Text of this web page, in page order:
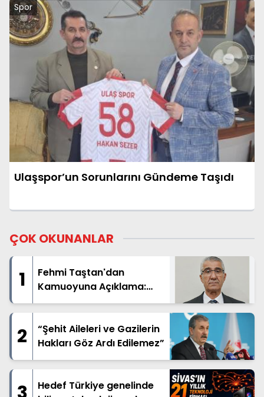
Spor
Ulaşspor’un Sorunlarını Gündeme Taşıdı
ÇOK OKUNANLAR
1
Fehmi Taştan'dan
Kamuoyuna Açıklama:
"İsim Benzerliği Nedeniyle
2
“Şehit Aileleri ve Gazilerin
Hakları Göz Ardı Edilemez”
Hedef Türkiye genelinde